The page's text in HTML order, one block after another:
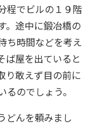
程でビルの１９階
。途中に鍛冶橋の
ち時間などを考え
ば屋を出ていると
り敢えず目の前に
のでしょう。
どんを頼みまし